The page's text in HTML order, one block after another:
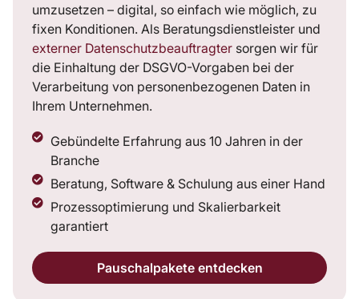
umzusetzen – digital, so einfach wie möglich, zu
fixen Konditionen. Als Beratungsdienstleister und
externer Datenschutzbeauftragter sorgen wir für
die Einhaltung der DSGVO-Vorgaben bei der
Verarbeitung von personenbezogenen Daten in
Ihrem Unternehmen.
Gebündelte Erfahrung aus 10 Jahren in der
Branche
Beratung, Software & Schulung aus einer Hand
Prozessoptimierung und Skalierbarkeit
garantiert
Pauschalpakete entdecken